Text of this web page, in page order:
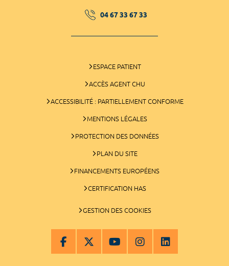
04 67 33 67 33
ESPACE PATIENT
ACCÈS AGENT CHU
ACCESSIBILITÉ : PARTIELLEMENT CONFORME
MENTIONS LÉGALES
PROTECTION DES DONNÉES
PLAN DU SITE
FINANCEMENTS EUROPÉENS
CERTIFICATION HAS
GESTION DES COOKIES